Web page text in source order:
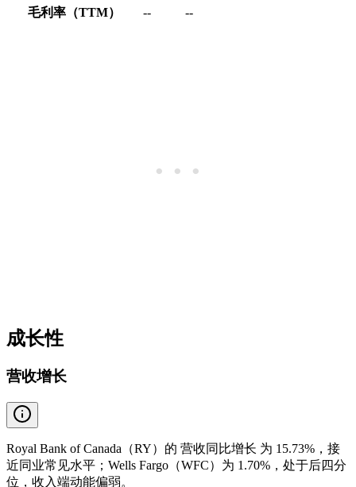
毛利率（TTM）
-- --
成长性
营收增长
Royal Bank of Canada（RY）的 营收同比增长 为 15.73%，接
近同业常见水平；Wells Fargo（WFC）为 1.70%，处于后四分
位，收入端动能偏弱。